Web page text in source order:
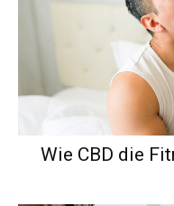
Wie CBD die